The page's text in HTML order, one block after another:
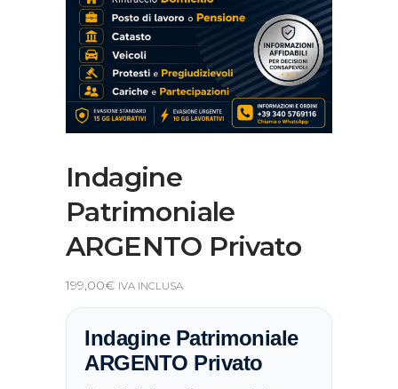
Indagine
Patrimoniale
ARGENTO Privato
199,00€ IVA INCLUSA
Indagine Patrimoniale
ARGENTO Privato